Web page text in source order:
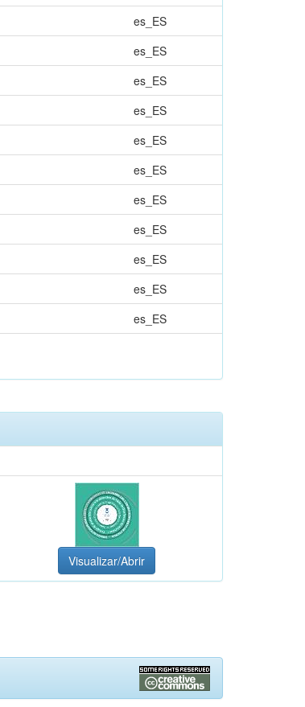
es_ES
es_ES
es_ES
es_ES
es_ES
es_ES
es_ES
es_ES
es_ES
es_ES
es_ES
Visualizar/Abrir